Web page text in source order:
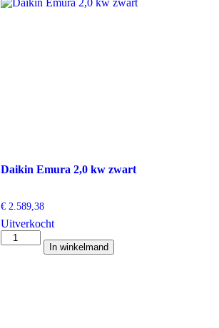
Daikin Emura 2,0 kw zwart
€2.589,38
Uitverkocht
Daikin
Emura
In winkelmand